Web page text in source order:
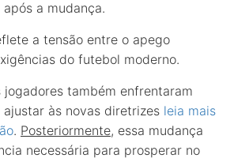
a mudança.
a tensão entre o apego
do futebol moderno.
jogadores também enfrentaram
às novas diretrizes leia mais
. Posteriormente, essa mudança
necessária para prosperar no